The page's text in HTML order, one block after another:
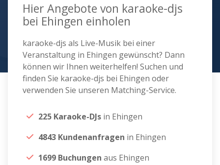
Hier Angebote von karaoke-djs
bei Ehingen einholen
karaoke-djs als Live-Musik bei einer
Veranstaltung in Ehingen gewünscht? Dann
können wir Ihnen weiterhelfen! Suchen und
finden Sie karaoke-djs bei Ehingen oder
verwenden Sie unseren Matching-Service.
225 Karaoke-DJs in Ehingen
4843 Kundenanfragen in Ehingen
1699 Buchungen aus Ehingen